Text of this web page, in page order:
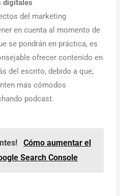
digitales
del marketing
en cuenta al momento de
se pondrán en práctica, es
ofrecer contenido en
del escrito, debido a que,
más cómodos
podcast.
Cómo aumentar el
Search Console